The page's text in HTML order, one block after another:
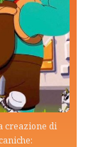
creazione di